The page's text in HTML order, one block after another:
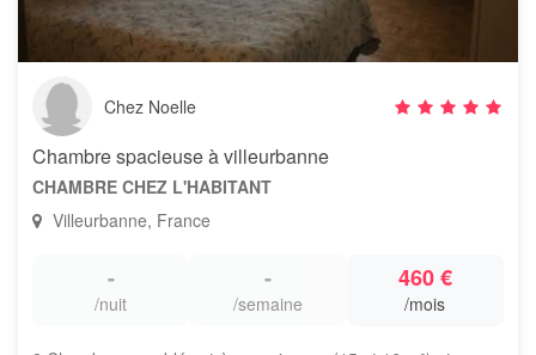
Chez Noelle
Chambre spacieuse à villeurbanne
CHAMBRE CHEZ L'HABITANT
Villeurbanne, France
-
/nuit
-
/semaine
460 €
/mois